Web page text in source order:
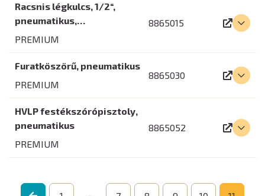
Racsnis légkulcs, 1/2“,
pneumatikus,…
PREMIUM
8865015
Furatköszörű, pneumatikus
PREMIUM
8865030
HVLP festékszórópisztoly,
pneumatikus
PREMIUM
8865052